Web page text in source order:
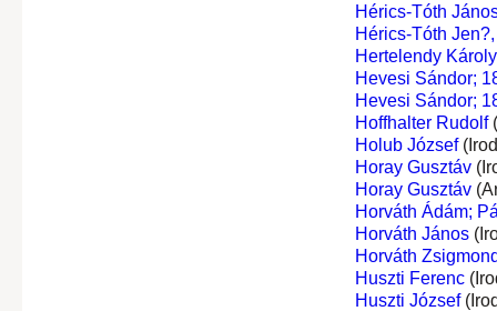
Hérics-Tóth
Hérics-Tóth
Hertelendy
Hevesi Sándor;
Hevesi Sándor;
Hoffhalter Rudolf
Holub József
Horay Gusztáv
Horay Gusztáv
Horváth Ádám;
Horváth János
Horváth
Huszti Ferenc
Huszti József